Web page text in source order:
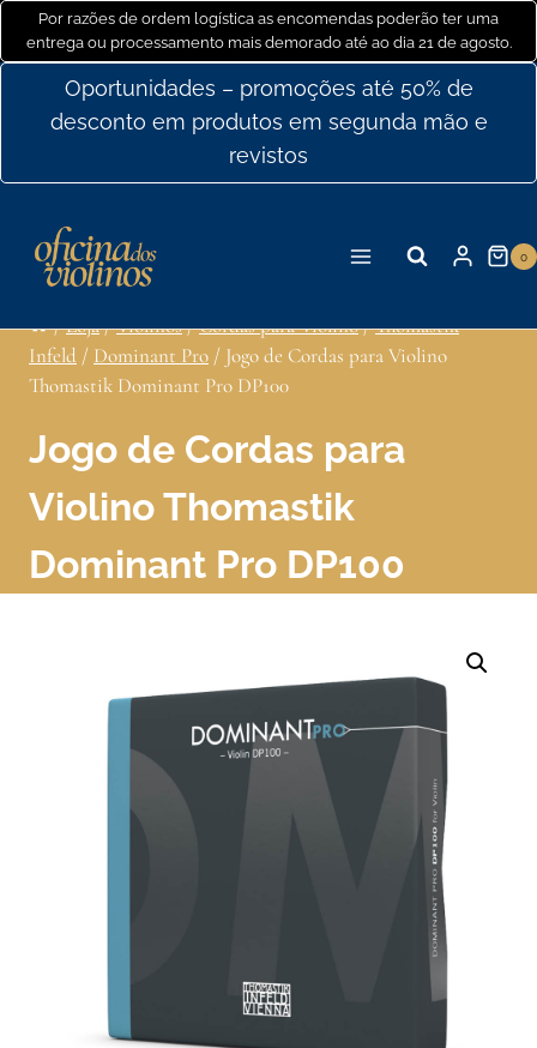
para
conteúdo
Por razões de ordem logística as encomendas poderão ter uma
entrega ou processamento mais demorado até ao dia 21 de agosto.
Oportunidades – promoções até 50% de
desconto em produtos em segunda mão e
revistos
0
/Loja/Violinos/Cordas para Violino/Thomastik
Infeld / Dominant Pro / Jogo de Cordas para Violino
Thomastik Dominant Pro DP100
Jogo de Cordas para
Violino Thomastik
Dominant Pro DP100